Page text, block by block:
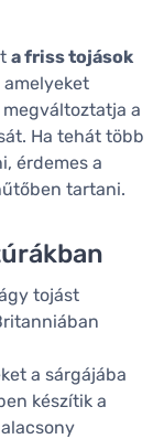
a friss tojások
amelyeket
a
Ha tehát több
érdemes a
tartani.
tojást
a sárgájába
készítik a